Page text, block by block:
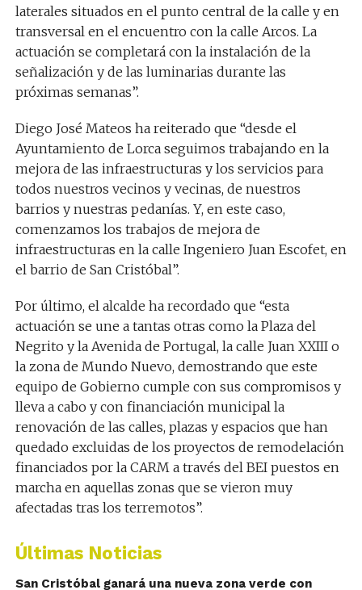
laterales situados en el punto central de la calle y en
transversal en el encuentro con la calle Arcos. La
actuación se completará con la instalación de la
señalización y de las luminarias durante las
próximas semanas”.
Diego José Mateos ha reiterado que “desde el
Ayuntamiento de Lorca seguimos trabajando en la
mejora de las infraestructuras y los servicios para
todos nuestros vecinos y vecinas, de nuestros
barrios y nuestras pedanías. Y, en este caso,
comenzamos los trabajos de mejora de
infraestructuras en la calle Ingeniero Juan Escofet, en
el barrio de San Cristóbal”.
Por último, el alcalde ha recordado que “esta
actuación se une a tantas otras como la Plaza del
Negrito y la Avenida de Portugal, la calle Juan XXIII o
la zona de Mundo Nuevo, demostrando que este
equipo de Gobierno cumple con sus compromisos y
lleva a cabo y con financiación municipal la
renovación de las calles, plazas y espacios que han
quedado excluidas de los proyectos de remodelación
financiados por la CARM a través del BEI puestos en
marcha en aquellas zonas que se vieron muy
afectadas tras los terremotos”.
Últimas Noticias
San Cristóbal ganará una nueva zona verde con